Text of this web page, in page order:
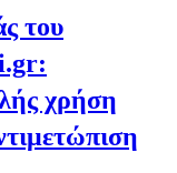
του
χρήση